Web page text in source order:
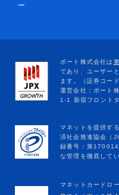
ー
マネットカードロ